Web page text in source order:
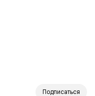
Подписаться